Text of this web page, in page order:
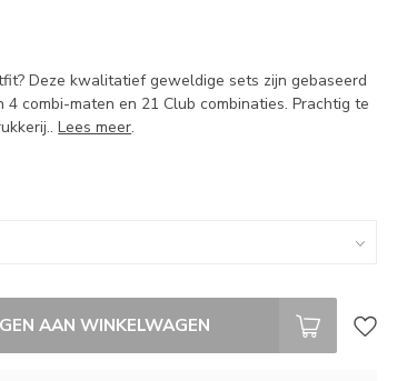
Deze kwalitatief geweldige sets zijn gebaseerd
4 combi-maten en 21 Club combinaties. Prachtig te
Lees meer.
AAN WINKELWAGEN